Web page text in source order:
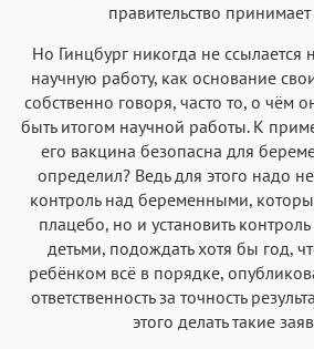
правительство
Но Гинцбург никогда не
научную работу, как основание
собственно говоря, часто то, о чём
быть итогом научной работы. К
его вакцина безопасна для
определил? Ведь для этого надо
контроль над беременными,
плацебо, но и установить
детьми, подождать хотя бы год,
ребёнком всё в порядке,
ответственность за точность
этого делать такие